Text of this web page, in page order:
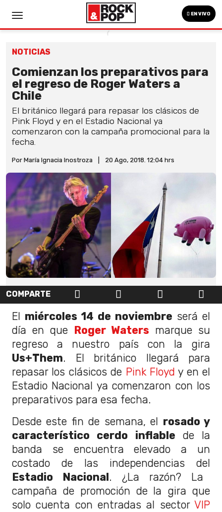
EN VIVO
NOTICIAS
Comienzan los preparativos para
el regreso de Roger Waters a
Chile
El británico llegará para repasar los clásicos de
Pink Floyd y en el Estadio Nacional ya
comenzaron con la campaña promocional para la
fecha.
Por María Ignacia Inostroza 20 Ago, 2018. 12:04 hrs
COMPARTE
El miércoles 14 de noviembre será el
día en que Roger Waters marque su
regreso a nuestro país con la gira
Us+Them. El británico llegará para
repasar los clásicos de Pink Floyd y en el
Estadio Nacional ya comenzaron con los
preparativos para esa fecha.
Desde este fin de semana, el rosado y
característico cerdo inflable de la
banda se encuentra elevado a un
costado de las independencias del
Estadio Nacional. ¿La razón? La
campaña de promoción de la gira que
solo cuenta con entradas al sector VIP